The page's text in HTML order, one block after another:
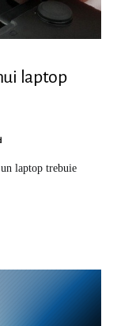
laptop
laptop trebuie